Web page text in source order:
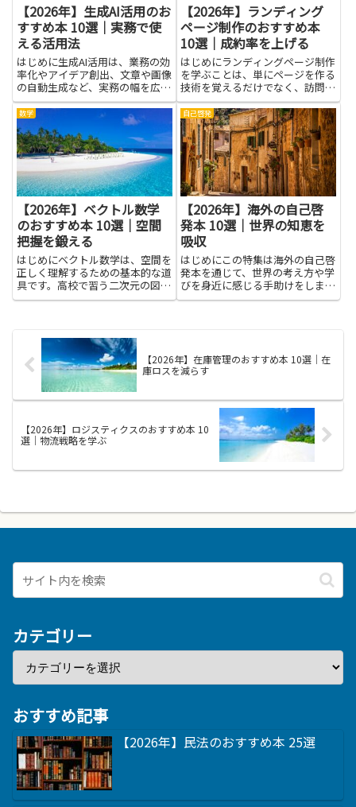
【2026年】生成AI活用のお
すすめ本 10選｜実務で使
える活用法
はじめに生成AI活用は、業務の効
率化やアイデア創出、文章や画像
の自動生成など、実務の幅を広げ
る力があります。本記事で紹介す
る書籍に触れることで、理論だけ
でなく現場で使える具体的な手法
や注意点を学べます。入門書で基
本を押さえ、応用書で業務フロ...
【2026年】ランディング
ページ制作のおすすめ本
10選｜成約率を上げる
はじめにランディングページ制作
を学ぶことは、単にページを作る
技術を覚えるだけでなく、訪問者
の行動を理解して成果に結びつけ
る力を養うことにつながります。
ユーザー心理に基づいた訴求やレ
イアウト、効果的なコピー、視覚
要素の使い方を知ると、成約率
向...
数学
【2026年】ベクトル数学
のおすすめ本 10選｜空間
把握を鍛える
はじめにベクトル数学は、空間を
正しく理解するための基本的な道
具です。高校で習う二次元の図形
だけでなく、三次元の空間やデー
暗記だけでなく、なぜそうなるの
かを直感でつかむ力が育ち、図
形...
自己啓発
【2026年】海外の自己啓
発本 10選｜世界の知恵を
吸収
はじめにこの特集は海外の自己啓
発本を通じて、世界の考え方や学
びを身近に感じる手助けをしま
す。自己啓発本は、普段の生活を
で...
【2026年】在庫管理のおすすめ本 10選｜在
庫ロスを減らす
【2026年】ロジスティクスのおすすめ本 10
選｜物流戦略を学ぶ
カテゴリー
おすすめ記事
【2026年】民法のおすすめ本 25選